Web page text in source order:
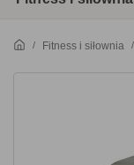
Fitness i siłownia